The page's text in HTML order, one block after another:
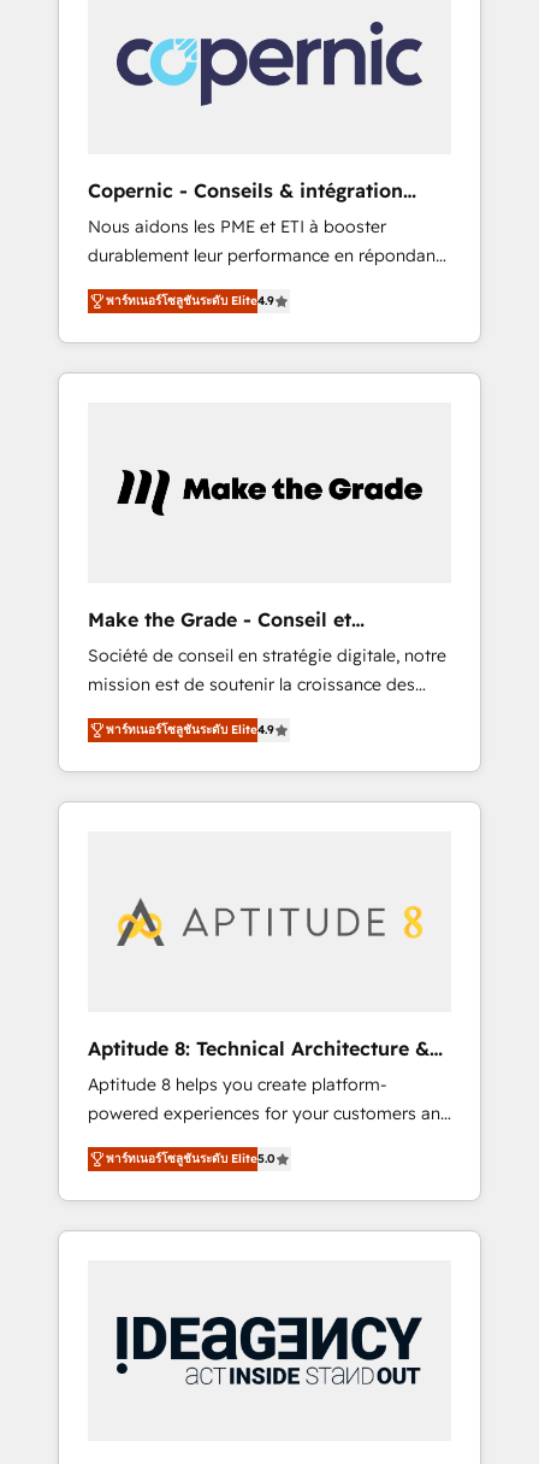
portal? We are built for the work.
our clients gain a unique advantage in CRM
architecture, pipeline generation, data
intelligence, and go-to-market execution.
days ⚡ - Global: 75+ RPers across five
continents 🌐 - Scale: Largest organically
grown & fastest tiering Elite HubSpot Partner
🪴 - Sales Hub: More implementations than
any other Partner 💻 - Migrations: We convert
Salesforce addicts to HubSpot evangelists 🧡
Don't hire a marketing agency for an Ops
Copernic - Conseils & intégration
HubSpot
Nous aidons les PME et ETI à booster
durablement leur performance en répondant
aux vrais défis : • Intégration de HubSpot
avec d’autres outils (ERP, téléphonie, etc.) •
Alignement des équipes grâce à un outil et
des données partagées • Amélioration de la
Notre équipe de 30 consultants certifiés
HubSpot aborde chaque projet avec un
objectifs d’entreprise. Grâce à une
méthodologie éprouvée auprès de plus de
400 clients, nous comprenons rapidement
vos enjeux et intégrons parfaitement
HubSpot dans votre organisation. Pour toute
question technique ou besoin de
structuration de votre projet HubSpot,
พาร์ทเนอร์โซลูชันระดับ Elite4.9
Make the Grade - Conseil et
intégrateur HubSpot
Société de conseil en stratégie digitale, notre
mission est de soutenir la croissance des
entreprises B2B à travers l’acquisition de
nouveaux clients, l'intégration CRM et le
développement des revenus auprès de vos
comptes existants. En France et à
digitale et des startups florissantes. Nos 3
grandes expertises sont : ➤ L’intégration de
synchronisation API, audit et maintenance) ➤
La création de sites internet de conversion
qui transforment les visiteurs en
opportunités d'affaires ➤ La mise en place
de stratégies d'acquisition marketing (SEO,
SEA, inbound, automatisation marketing,
ABM, IA, emailing) Informations clés : - 10 ans
certifications HubSpot cumulées
พาร์ทเนอร์โซลูชันระดับ Elite4.9
Aptitude 8: Technical Architecture &
Deployment
Aptitude 8 helps you create platform-
powered experiences for your customers and
teams. We build multi-hub solutions and
orchestrate operations across your entire
tech stack. Aptitude 8 is trusted by top
brands such as Lenovo, Bluetooth,
Association, Randstad, Uber Freight, and
HubSpot itself. We have the largest technical
consulting team of any HubSpot partner and
พาร์ทเนอร์โซลูชันระดับ Elite5.0